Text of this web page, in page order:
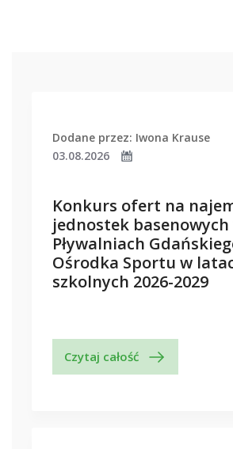
Dodane przez: Iwona Krause
03.08.2026
Konkurs ofert na
jednostek basenowych
Pływalniach
Ośrodka Sportu w
szkolnych 2026-2029
Czytaj całość